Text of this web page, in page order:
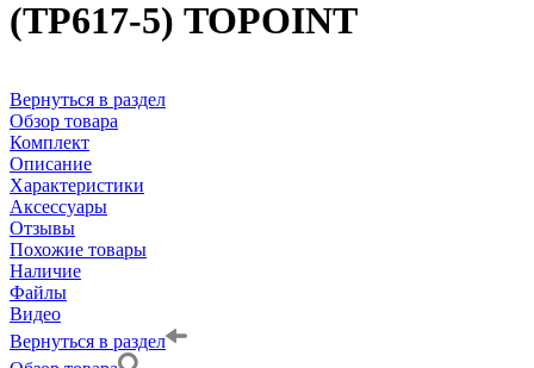
(TP617-5) TOPOINT
Вернуться в раздел
Обзор товара
Комплект
Описание
Характеристики
Аксессуары
Отзывы
Похожие товары
Наличие
Файлы
Видео
Вернуться в раздел